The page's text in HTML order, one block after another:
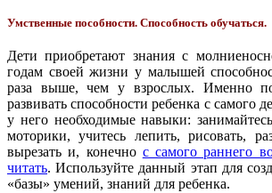
Умственные пособности. Способность обучаться.
Дети приобретают знания с
годам своей жизни у малышей
раза выше, чем у взрослых. Именно
развивать способности ребенка с самого
у него необходимые навыки:
моторики, учитесь лепить, рисовать,
вырезать и, конечно с самого раннего
читать. Используйте данный этап для
«базы» умений, знаний для ребенка.